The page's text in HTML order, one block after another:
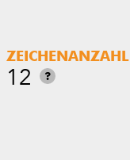
ZEICHENANZAHL
12 ?